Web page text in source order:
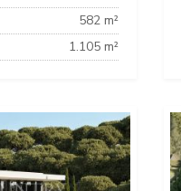
582 m²
1.105 m²